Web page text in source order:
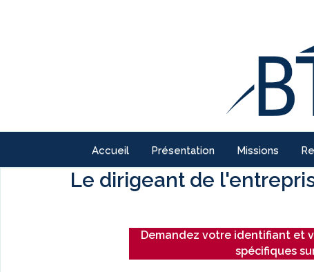
Accueil Présentation Missions
Le dirigeant de
Demandez votre identifiant et
spécifiques